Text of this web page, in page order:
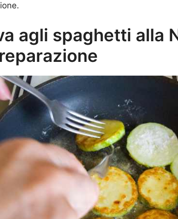
agli spaghetti alla